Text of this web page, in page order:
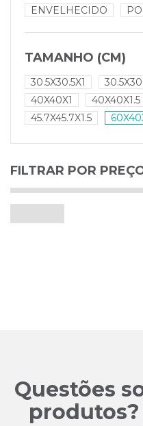
ENVELHECIDO
TAMANHO (CM)
30.5X30.5X1
40X40X1
40X40X1.5
45.7X45.7X1.5
FILTRAR POR
Questões
produtos?